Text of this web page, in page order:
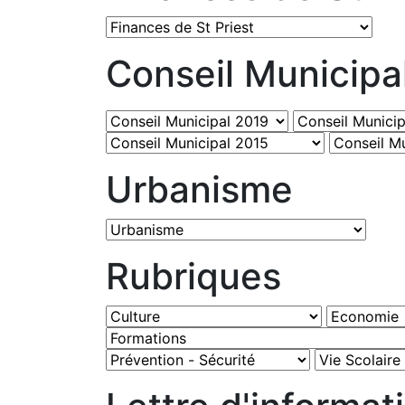
Conseil
Urbanisme
Rubriques